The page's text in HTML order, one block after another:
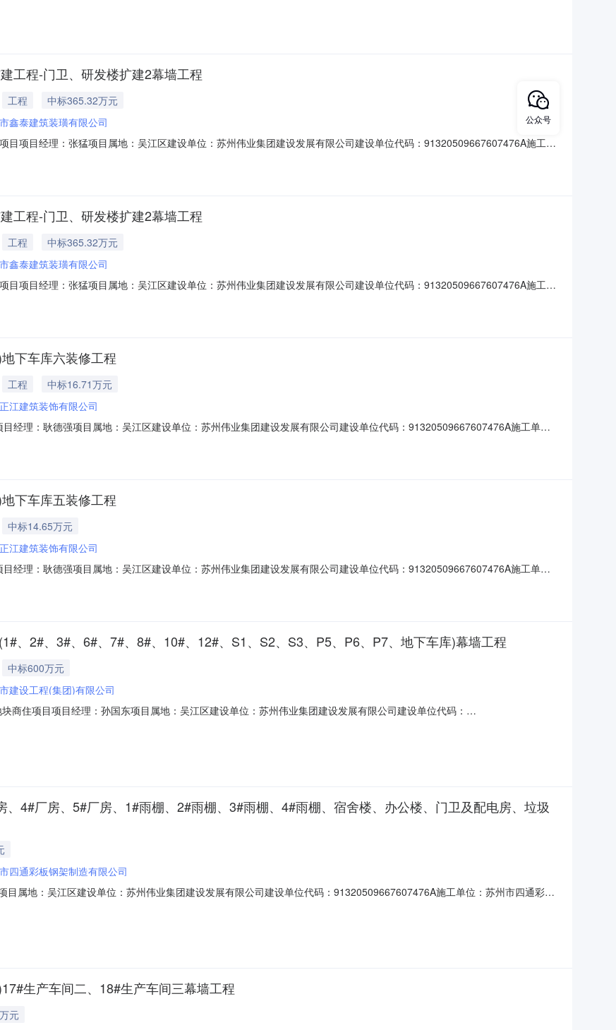
点：汾湖高新区(黎里镇)浦港路北侧、思忠路东侧建筑面积(平方米)：0.0合同价(元)：50
工程-门卫、研发楼扩建2幕墙工程
工程
中标365.32万元
鑫泰建筑装璜有限公司
目项目经理：张猛项目属地：吴江区建设单位：苏州伟业集团建设发展有限公司建设单位代码：91320509667607476A施工单
工时间：2024-01-0800:00:00归集日期：2023-12-0513:01:32
工程-门卫、研发楼扩建2幕墙工程
工程
中标365.32万元
鑫泰建筑装璜有限公司
目项目经理：张猛项目属地：吴江区建设单位：苏州伟业集团建设发展有限公司建设单位代码：91320509667607476A施工单
计划竣工时间：2024-01-0800:00:00归集日期：2023-11-291
下车库六装修工程
工程
中标16.71万元
江建筑装饰有限公司
经理：耿德强项目属地：吴江区建设单位：苏州伟业集团建设发展有限公司建设单位代码：91320509667607476A施工单
计划竣工时间：2023-12-1000:00:00归集日期：2023-11-0713:4
下车库五装修工程
中标14.65万元
江建筑装饰有限公司
经理：耿德强项目属地：吴江区建设单位：苏州伟业集团建设发展有限公司建设单位代码：91320509667607476A施工单
划竣工时间：2023-12-1000:00:00归集日期：2023-11-0713:43
、2#、3#、6#、7#、8#、10#、12#、S1、S2、S3、P5、P6、P7、地下车库)幕墙工程
中标600万元
建设工程(集团)有限公司
商住项目项目经理：孙国东项目属地：吴江区建设单位：苏州伟业集团建设发展有限公司建设单位代码：
划开工时间：2023-08-1500:00:00计划竣工时间：2025-06-3000:00:00归集日期：2023
4#厂房、5#厂房、1#雨棚、2#雨棚、3#雨棚、4#雨棚、宿舍楼、办公楼、门卫及配电房、垃圾
四通彩板钢架制造有限公司
目属地：吴江区建设单位：苏州伟业集团建设发展有限公司建设单位代码：91320509667607476A施工单位：苏州市四通彩板
工时间：2023-12-1000:00:00归集日期：2023-08-0709:39:07
生产车间二、18#生产车间三幕墙工程
元
公众号